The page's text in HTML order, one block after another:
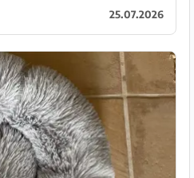
einfachen Transport.25.07.2026